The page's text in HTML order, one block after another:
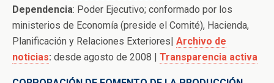
Dependencia: Poder Ejecutivo; conformado por los
ministerios de Economía (preside el Comité), Hacienda,
Planificación y Relaciones Exteriores| Archivo de
noticias: desde agosto de 2008 | Transparencia activa